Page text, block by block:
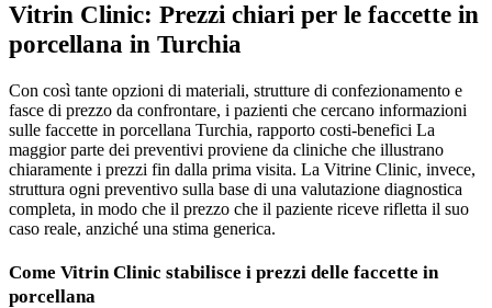
Vitrin Clinic: Prezzi chiari per le faccette in
porcellana in Turchia
Con così tante opzioni di materiali, strutture di confezionamento e
fasce di prezzo da confrontare, i pazienti che cercano informazioni
sulle faccette in porcellana Turchia, rapporto costi-benefici La
maggior parte dei preventivi proviene da cliniche che illustrano
chiaramente i prezzi fin dalla prima visita. La Vitrine Clinic, invece,
struttura ogni preventivo sulla base di una valutazione diagnostica
completa, in modo che il prezzo che il paziente riceve rifletta il suo
caso reale, anziché una stima generica.
Come Vitrin Clinic stabilisce i prezzi delle faccette in
porcellana